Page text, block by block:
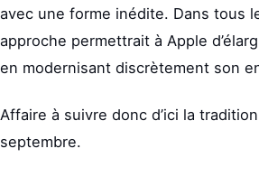
avec une forme inédite. Dans tous
approche permettrait à Apple
en modernisant discrètement son
Affaire à suivre donc d’ici la
septembre.